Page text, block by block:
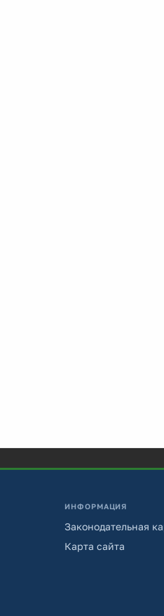
ИНФОРМАЦИЯ
Законодательная
Карта сайта